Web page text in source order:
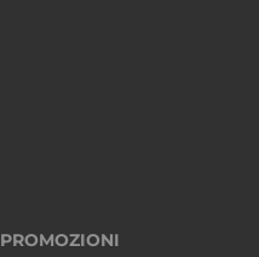
PROMOZIONI